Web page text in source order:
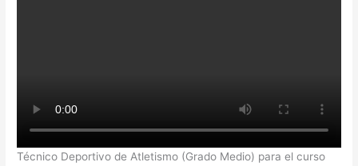
Técnico Deportivo de Atletismo (Grado Medio) para el curso